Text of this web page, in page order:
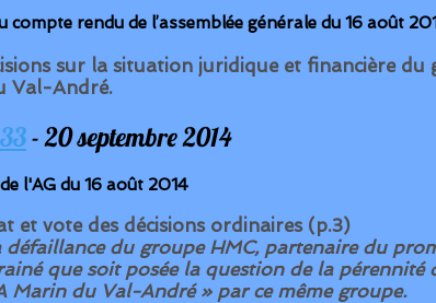
compte rendu de l’assemblée générale du 16 août
sur la situation juridique et financière du
Val-André.
- 20 septembre 2014
l'AG du 16 août 2014
et vote des décisions ordinaires (p.3)
défaillance du groupe HMC, partenaire du
que soit posée la question de la pérennité
Marin du Val-André » par ce même groupe.